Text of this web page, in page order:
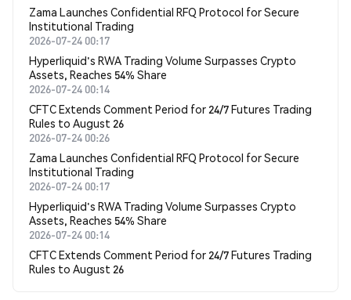
Zama Launches Confidential RFQ Protocol for Secure
Institutional Trading
2026-07-24 00:17
Hyperliquid's RWA Trading Volume Surpasses Crypto
Assets, Reaches 54% Share
2026-07-24 00:14
CFTC Extends Comment Period for 24/7 Futures Trading
Rules to August 26
2026-07-24 00:26
Zama Launches Confidential RFQ Protocol for Secure
Institutional Trading
2026-07-24 00:17
Hyperliquid's RWA Trading Volume Surpasses Crypto
Assets, Reaches 54% Share
2026-07-24 00:14
CFTC Extends Comment Period for 24/7 Futures Trading
Rules to August 26